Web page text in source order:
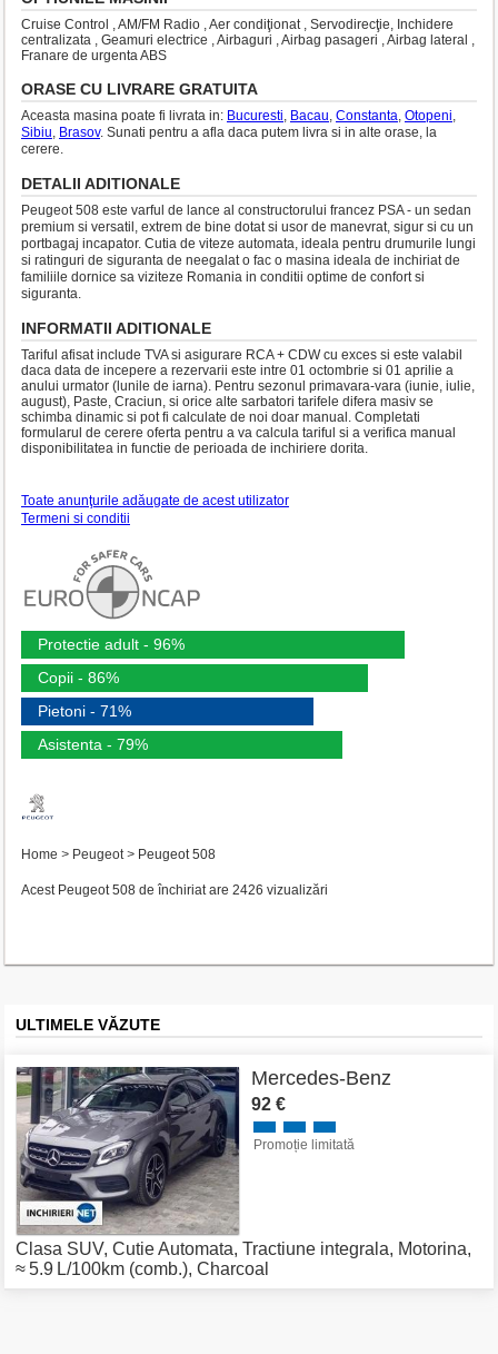
Cruise Control , AM/FM Radio , Aer condiţionat , Servodirecţie, Inchidere
centralizata , Geamuri electrice , Airbaguri , Airbag pasageri , Airbag lateral ,
Franare de urgenta ABS
ORASE CU LIVRARE GRATUITA
Aceasta masina poate fi livrata in: Bucuresti, Bacau, Constanta, Otopeni,
Sibiu, Brasov. Sunati pentru a afla daca putem livra si in alte orase, la
cerere.
DETALII ADITIONALE
Peugeot 508 este varful de lance al constructorului francez PSA - un sedan
premium si versatil, extrem de bine dotat si usor de manevrat, sigur si cu un
portbagaj incapator. Cutia de viteze automata, ideala pentru drumurile lungi
si ratinguri de siguranta de neegalat o fac o masina ideala de inchiriat de
familiile dornice sa viziteze Romania in conditii optime de confort si
siguranta.
INFORMATII ADITIONALE
Tariful afisat include TVA si asigurare RCA + CDW cu exces si este valabil
daca data de incepere a rezervarii este intre 01 octombrie si 01 aprilie a
anului urmator (lunile de iarna). Pentru sezonul primavara-vara (iunie, iulie,
august), Paste, Craciun, si orice alte sarbatori tarifele difera masiv se
schimba dinamic si pot fi calculate de noi doar manual. Completati
formularul de cerere oferta pentru a va calcula tariful si a verifica manual
disponibilitatea in functie de perioada de inchiriere dorita.
Toate anunţurile adăugate de acest utilizator
Termeni si conditii
Protectie adult - 96%
Copii - 86%
Pietoni - 71%
Asistenta - 79%
Home > Peugeot > Peugeot 508
Acest Peugeot 508 de închiriat are 2426 vizualizări
ULTIMELE VĂZUTE
Mercedes-Benz
92 €
Promoție limitată
Clasa SUV, Cutie Automata, Tractiune integrala, Motorina,
≈ 5.9 L/100km (comb.), Charcoal